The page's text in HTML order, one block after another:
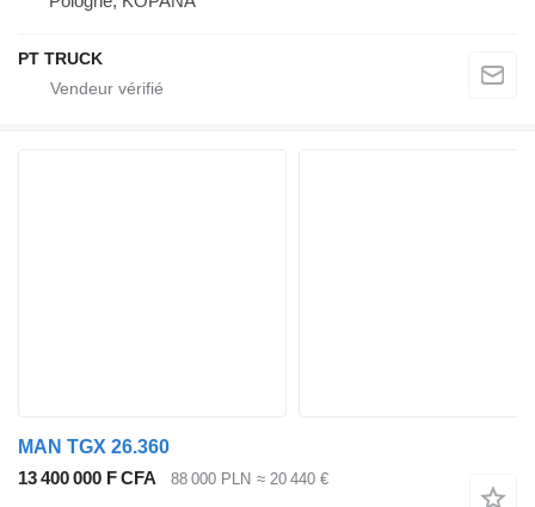
PT TRUCK
MAN TGX 26.360
13 400 000 F CFA
88 000 PLN ≈ 20 440 €